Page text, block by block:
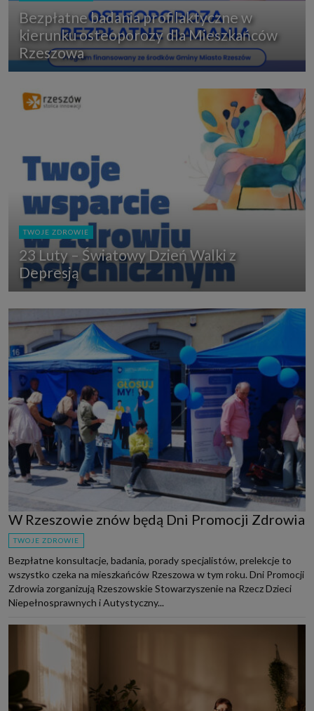
Bezpłatne badania profilaktyczne w
kierunku osteoporozy dla Mieszkańców
Rzeszowa
TWOJE ZDROWIE
23 Luty – Światowy Dzień Walki z
Depresją
W Rzeszowie znów będą Dni Promocji Zdrowia
TWOJE ZDROWIE
Bezpłatne konsultacje, badania, porady specjalistów, prelekcje to
wszystko czeka na mieszkańców Rzeszowa w tym roku. Dni Promocji
Zdrowia zorganizują Rzeszowskie Stowarzyszenie na Rzecz Dzieci
Niepełnosprawnych i Autystyczny...